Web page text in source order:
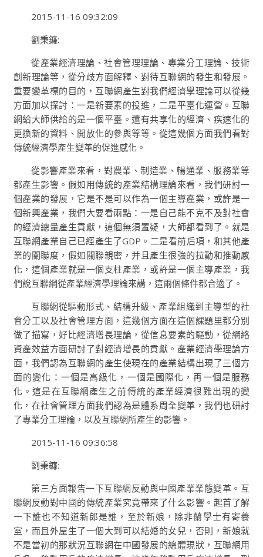
2015-11-16 09:32:09
劉秉鐮:
從產業經濟理論、社會管理理論、專業分工理論、技術
創新理論等，從分歧方面解釋、對待互聯網的發生和發展。
重要變革標的目的，互聯網產生對我們經濟學理論可以從幾
方面加以探討：一是新要素的投進，二是平臺化運營。互聯
網給大師供給的是一個平臺。還有共享化的經濟、疾速化的
更換新的資料、開放化的參與等等。從這幾個方面我們看對
傳統經濟學產生變革的促進感化。
從影響產業來看，對農業、制造業、暢通業、服務業等
都產生影響。假如用傳統的產業結構理論來看，我們研討一
個產業的發展，它是不是可以作為一個主導產業，或許是一
個新興產業，我們大要看兩點：一是自己能不克不及對社會
的經濟總量產生貢獻，這個無須置疑，大師都看到了。就是
互聯網產業自己已經產生了GDP。二是看前后項，和其他產
業的關聯度，假如關聯親密，并且產生很強的拉動和推動感
化，這個產業就是一個支柱產業，或許是一個主導產業，我
們說互聯網從產業經濟學理論來講，這兩個條件都合適了。
互聯網從驅動形式、結構升級、產業組織到主導型的社
會分工以及社會管理方面，這幾個方面在這個課題里都分別
做了描寫，好比經濟增長理論，從信息要素的驅動，從網絡
資產效益方面研討了對經濟增長的貢獻。產業經濟學理論方
面，我們認為互聯網的產生使現在的產業結構出現了三個方
面的變化：一個是高級化，一個是國際化，再一個是服務
化。這是在互聯網產生之前傳統的產業經濟很難出現的變
化，在社會管理方面我們認為是體系周全變革，我們也研討
了專業分工理論，以及互聯網所產生的影響。
2015-11-16 09:36:58
劉秉鐮:
第三方面報告一下互聯網反動與中國產業業態變革。互
聯網反動對中國的傳統產業究竟帶來了什么影響。起首了解
一下誰也不知道新郎是誰，至於新娘，除非蘭學士有寄養
室，而且外屋生了一個大到可以結婚的女兒，否則，新娘就
不是當初的那狀況互聯網在中國發展的總體現狀，互聯網用